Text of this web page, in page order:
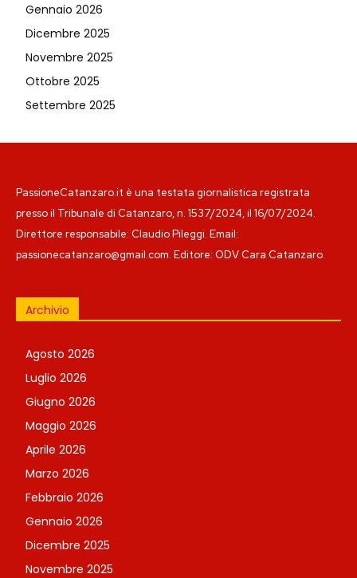
Gennaio 2026
Dicembre 2025
Novembre 2025
Ottobre 2025
Settembre 2025
PassioneCatanzaro.it è una testata giornalistica registrata
presso il Tribunale di Catanzaro, n. 1537/2024, il 16/07/2024.
Direttore responsabile: Claudio Pileggi. Email:
passionecatanzaro@gmail.com. Editore: ODV Cara Catanzaro.
Archivio
Agosto 2026
Luglio 2026
Giugno 2026
Maggio 2026
Aprile 2026
Marzo 2026
Febbraio 2026
Gennaio 2026
Dicembre 2025
Novembre 2025